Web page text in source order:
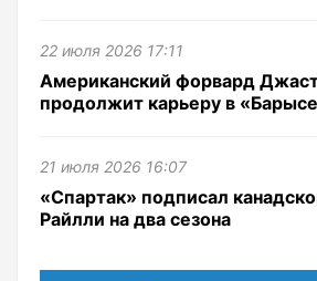
22 июля 2026 17:11
Американский форвард
продолжит карьеру в
21 июля 2026 16:07
«Спартак» подписал
Райлли на два сезона